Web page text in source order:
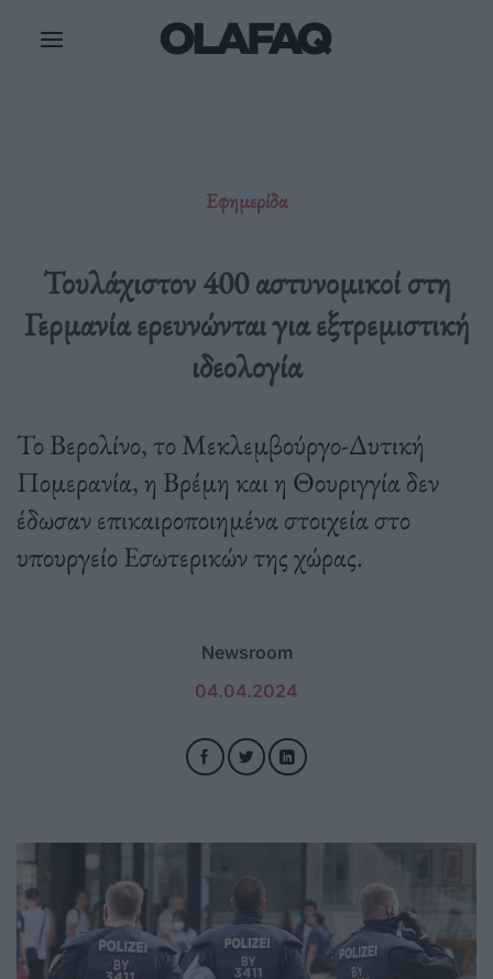
Εφημερίδα
Τουλάχιστον 400 αστυνομικοί στη
Γερμανία ερευνώνται για εξτρεμιστική
ιδεολογία
Το Βερολίνο, το Μεκλεμβούργο-Δυτική
Πομερανία, η Βρέμη και η Θουριγγία δεν
έδωσαν επικαιροποιημένα στοιχεία στο
υπουργείο Εσωτερικών της χώρας.
Newsroom
04.04.2024